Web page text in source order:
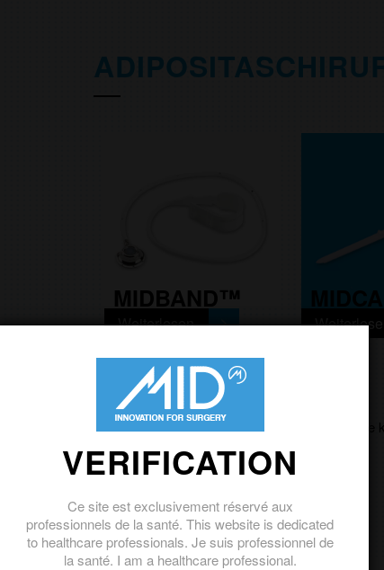
MIDBAND™
Weiterlesen
ALLE PRODUKTE SEHEN
und Restrisiken werden über die Packungsbeilage
VERIFICATION
Ce site est exclusivement réservé aux
professionnels de la santé. This website is dedicated
to healthcare professionals. Je suis professionnel de
la santé. I am a healthcare professional.